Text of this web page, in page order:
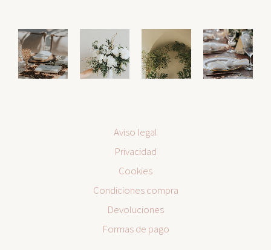
Aviso legal
Privacidad
Cookies
Condiciones compra
Devoluciones
Formas de pago